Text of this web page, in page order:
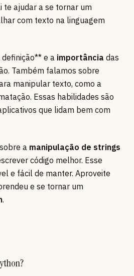
te ajudar a se tornar um
com texto na linguagem
e a importância das
Também falamos sobre
manipular texto, como a
Essas habilidades são
que lidam bem com
a manipulação de strings
código melhor. Esse
e fácil de manter. Aproveite
e se tornar um
.